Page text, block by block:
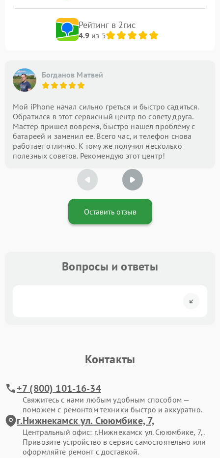
Рейтинг в 2гис
4.9из 5
Богданов Матвей
Мой iPhone начал сильно греться и быстро садиться.
Обратился в этот сервисный центр по совету друга.
Мастер пришел вовремя, быстро нашел проблему с
батареей и заменил ее. Всего час, и телефон снова
работает отлично. К тому же получил несколько
полезных советов. Рекомендую этот центр!
Оставить отзыв
Вопросы и ответы
Контакты
+7 (800) 101-16-34
Свяжитесь с нами любым удобным способом —
поможем с ремонтом техники быстро и аккуратно.
г.Нижнекамск ул. Сююмбике, 7,
Центральный офис: г.Нижнекамск ул. Сююмбике, 7,.
Привозите устройство в сервис самостоятельно или
оформляйте ремонт с доставкой.